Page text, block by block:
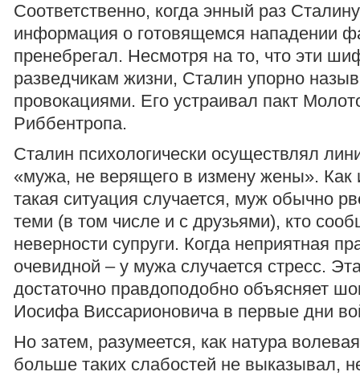
Соответственно, когда энный раз
информация о готовящемся нападении
пренебрегал. Несмотря на то, что эти
разведчикам жизни, Сталин упорно
провокациями. Его устраивал пакт
Риббентропа.
Сталин психологически осуществлял
«мужа, не верящего в измену жены». Как
такая ситуация случается, муж обычно
теми (в том числе и с друзьями), кто
неверности супруги. Когда неприятная
очевидной – у мужа случается стресс.
достаточно правдоподобно объясняет
Иосифа Виссарионовича в первые дни
Но затем, разумеется, как натура
больше таких слабостей не выказывал,